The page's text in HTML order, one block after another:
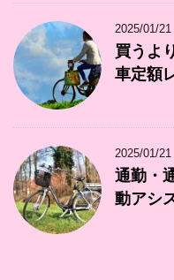
2025/01/21
買うよ
車定額
2025/01/21
通勤・
動アシ